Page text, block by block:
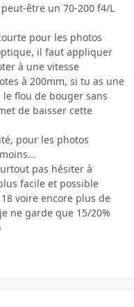
être un 70-200 f4/L
pour les photos
il faut appliquer
à une vitesse
à 200mm, si tu as une
flou de bouger sans
de baisser cette
pour les photos
pas hésiter à
facile et possible
voire encore plus de
ne garde que 15/20%